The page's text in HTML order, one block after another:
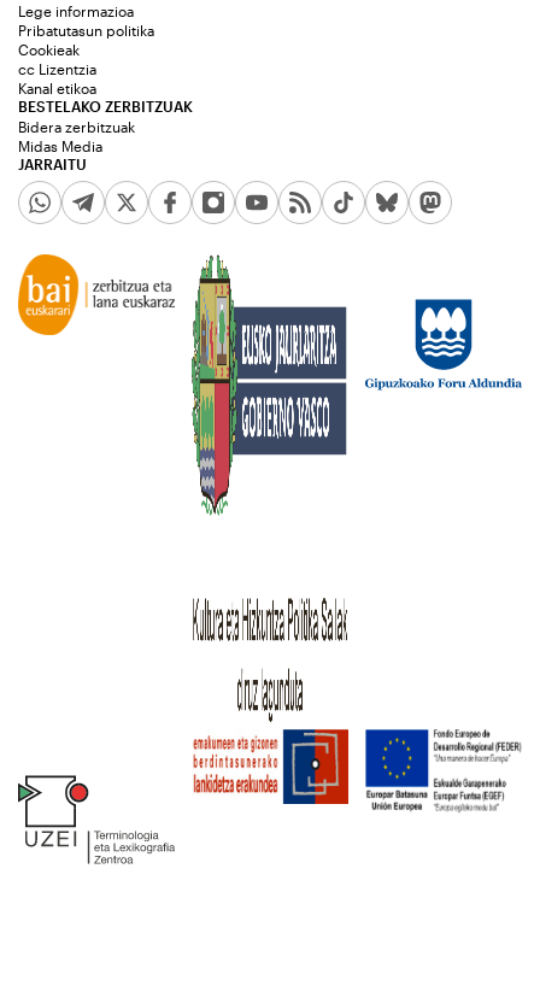
JARRAITU
Lege informazioa
Pribatutasun politika
Cookieak
cc Lizentzia
Kanal etikoa
BESTELAKO ZERBITZUAK
Bidera zerbitzuak
Midas Media